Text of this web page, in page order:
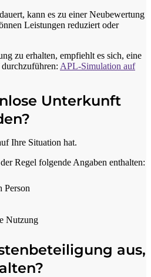
kann es zu einer Neubewertung
Leistungen reduziert oder
zu erhalten, empfiehlt es sich, eine
APL-Simulation auf
Unterkunft
Ihre Situation hat.
Regel folgende Angaben enthalten:
Person
Nutzung
aus,